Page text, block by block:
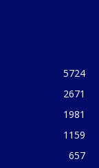
5724
2671
1981
1159
657